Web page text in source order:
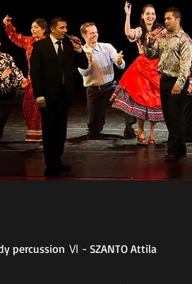
percussion Ⅵ - SZANTO Attila